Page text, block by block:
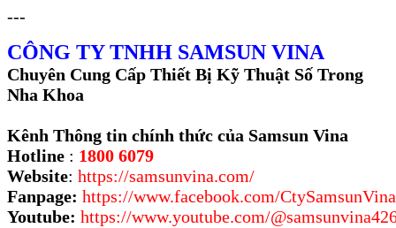
---
CÔNG TY TNHH SAMSUN VINA
Chuyên Cung Cấp Thiết Bị Kỹ Thuật Số Trong
Nha Khoa
Kênh Thông tin chính thức của Samsun Vina
Hotline : 1800 6079
Website: https://samsunvina.com/
Fanpage: https://www.facebook.com/CtySamsunVina
Youtube: https://www.youtube.com/